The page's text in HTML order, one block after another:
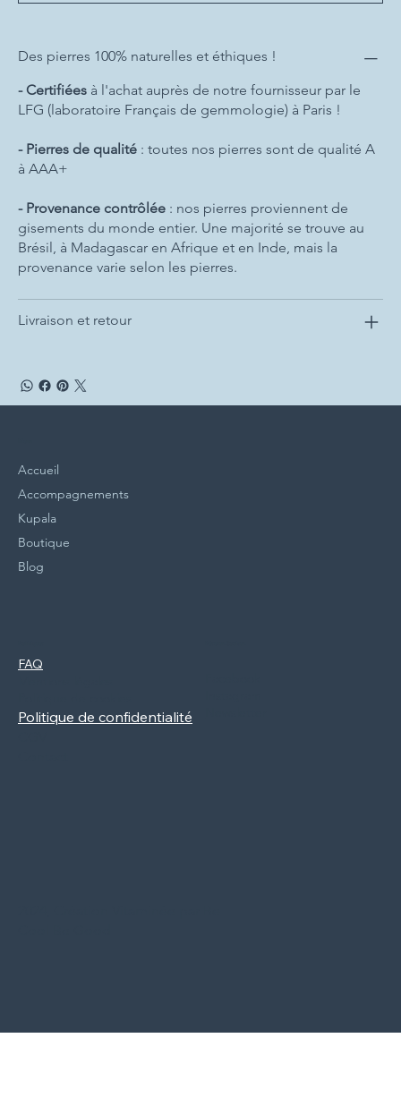
Des pierres 100% naturelles et éthiques !
- Certifiées à l'achat auprès de notre fournisseur par le
LFG (laboratoire Français de gemmologie) à Paris !
- Pierres de qualité : toutes nos pierres sont de qualité A
à AAA+
- Provenance contrôlée : nos pierres proviennent de
gisements du monde entier. Une majorité se trouve au
Brésil, à Madagascar en Afrique et en Inde, mais la
provenance varie selon les pierres.
Livraison et retour
Accueil
Accompagnements
Kupala
Boutique
Blog
FAQ
Politique de confidentialité